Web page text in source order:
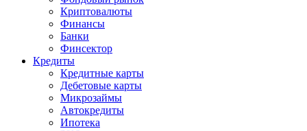
Криптовалюты
Финансы
Банки
Финсектор
Кредиты
Кредитные карты
Дебетовые карты
Микрозаймы
Автокредиты
Ипотека